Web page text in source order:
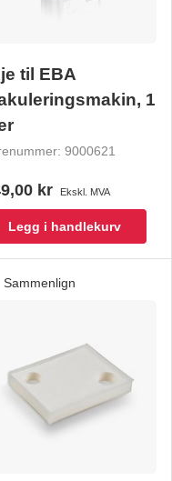
til EBA
1
9000621
kr Ekskl. MVA
Legg i handlekurv
Sammenlign